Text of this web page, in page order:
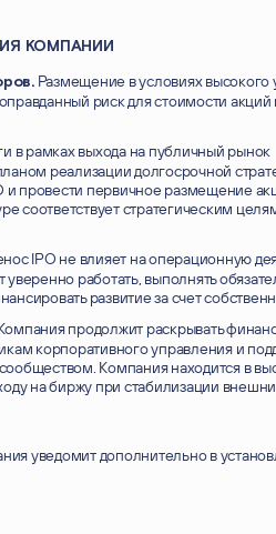
КОМПАНИИ
Размещение в условиях высокого
риск для стоимости
в рамках выхода на публичный рынок
реализации долгосрочной
провести первичное размещение
соответствует стратегическим
IPO не влияет на операционную
работать, выполнять
развитие за счет
продолжит раскрывать
корпоративного управления и
Компания находится в
на биржу при стабилизации
уведомит дополнительно в